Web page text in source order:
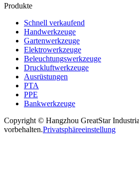
Produkte
Schnell verkaufend
Handwerkzeuge
Gartenwerkzeuge
Elektrowerkzeuge
Beleuchtungswerkzeuge
Druckluftwerkzeuge
Ausrüstungen
PTA
PPE
Bankwerkzeuge
Copyright © Hangzhou GreatStar
vorbehalten.Privatsphäreeinstellung